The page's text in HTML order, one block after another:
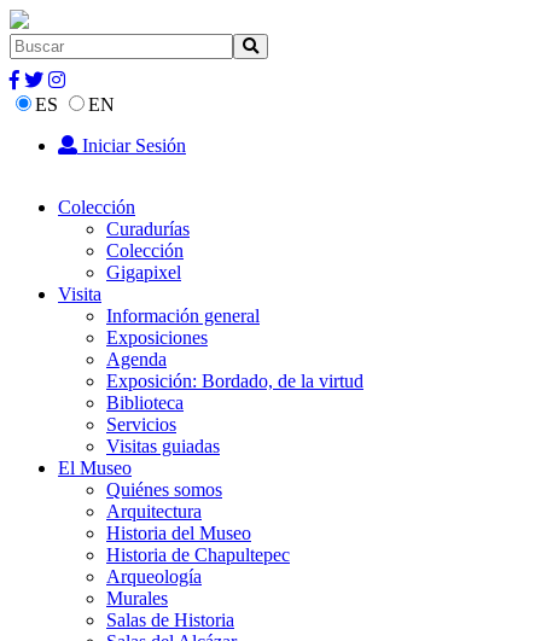
ES
EN
Iniciar Sesión
Colección
Curadurías
Colección
Gigapixel
Visita
Información general
Exposiciones
Agenda
Exposición: Bordado, de la virtud
Biblioteca
Servicios
Visitas guiadas
El Museo
Quiénes somos
Arquitectura
Historia del Museo
Historia de Chapultepec
Arqueología
Murales
Salas de Historia